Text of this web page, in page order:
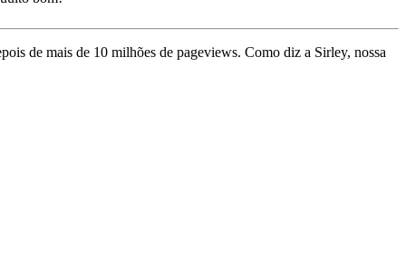
de mais de 10 milhões de pageviews. Como diz a Sirley, nossa